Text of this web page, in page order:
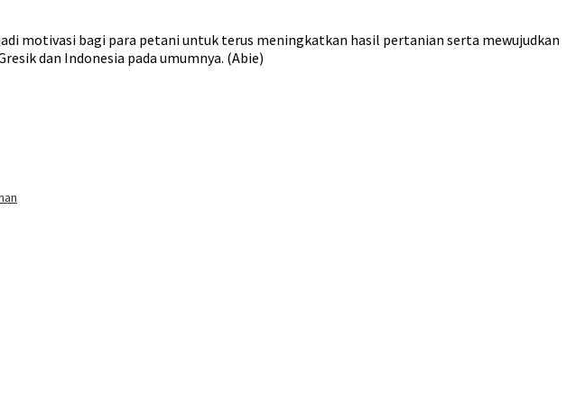
motivasi bagi para petani untuk terus meningkatkan hasil pertanian serta mewujudkan
dan Indonesia pada umumnya. (Abie)